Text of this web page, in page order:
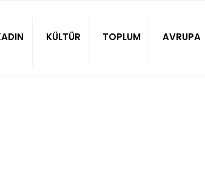
KÜLTÜR TOPLUM AVRUPA